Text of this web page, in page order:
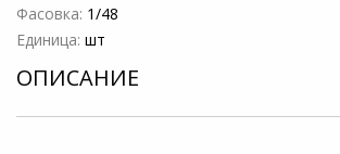
Фасовка: 1/48
Единица: шт
ОПИСАНИЕ